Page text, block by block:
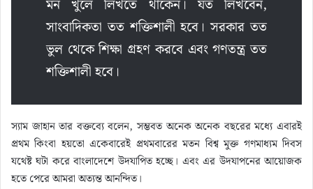
মন খুলে লিখতে থাকেন। যত লিখবেন,
সাংবাদিকতা তত শক্তিশালী হবে। সরকার তত
ভুল থেকে শিক্ষা গ্রহণ করবে এবং গণতন্ত্র তত
শক্তিশালী হবে।
স্যাম জাহান তার বক্তব্যে বলেন, সম্ভবত অনেক অনেক বছরের মধ্যে এবারই
প্রথম কিংবা হয়তো একেবারেই প্রথমবারের মতন বিশ্ব মুক্ত গণমাধ্যম দিবস
যথেষ্ট ঘটা করে বাংলাদেশে উদযাপিত হচ্ছে। এবং এর উদযাপনের আয়োজক
হতে পেরে আমরা অত্যন্ত আনন্দিত।